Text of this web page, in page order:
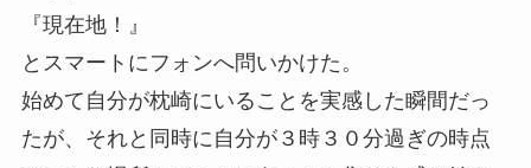
『現在地！』
とスマートにフォンへ問いかけた。
始めて自分が枕崎にいることを実感した瞬間だっ
たが、それと同時に自分が３時３０分過ぎの時点